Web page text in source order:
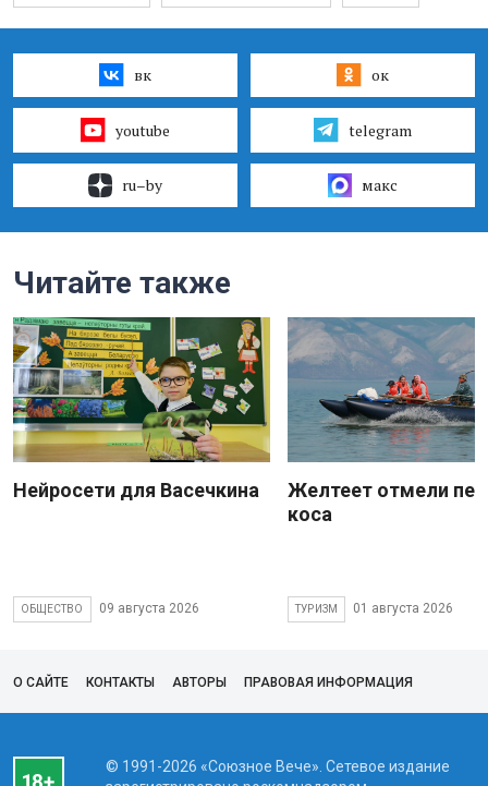
вк ок
youtube telegram
ru–by макс
Читайте также
Нейросети для Васечкина
ОБЩЕСТВО 09 августа 2026
Желтеет отмели
коса
ТУРИЗМ 01 августа 2026
О САЙТЕ КОНТАКТЫ АВТОРЫ ПРАВОВАЯ ИНФОРМАЦИЯ
© 1991-2026 «Союзное Вече». Сетевое издание